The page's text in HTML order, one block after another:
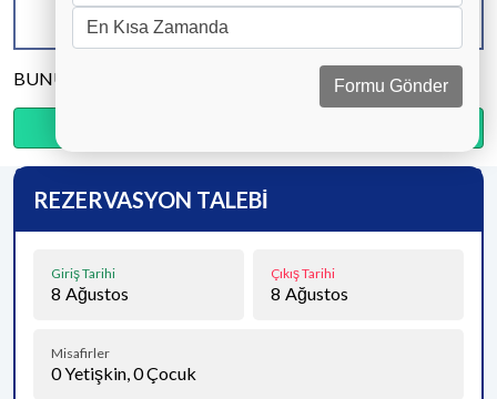
KAPASİTE
4 KİŞİ
BANYO & WC
2 ADET
YATAK ODASI
BUNU PAYLAŞ
REZERVASYON TALEBİ
Giriş Tarihi
8 Ağustos
Çıkış Tarihi
8 Ağustos
Misafirler
0Yetişkin,0Çocuk
Formu Gönder